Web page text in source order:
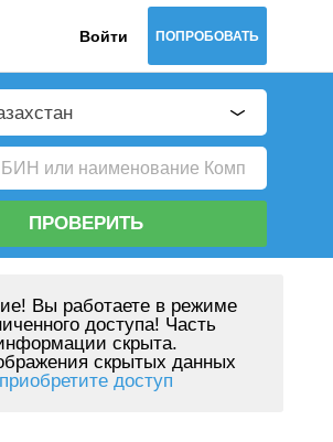
Войти ПОПРОБОВАТЬ
ПРОВЕРИТЬ
Вы работаете в режиме
доступа! Часть
скрыта.
скрытых данных
приобретите доступ